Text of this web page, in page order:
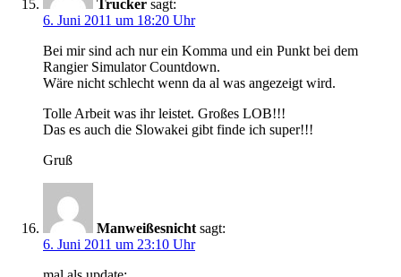
Trucker sagt:
6. Juni 2011 um 18:20 Uhr
Bei mir sind ach nur ein Komma und ein Punkt bei dem
Rangier Simulator Countdown.
Wäre nicht schlecht wenn da al was angezeigt wird.
Tolle Arbeit was ihr leistet. Großes LOB!!!
Das es auch die Slowakei gibt finde ich super!!!
Gruß
Manweißesnicht sagt:
6. Juni 2011 um 23:10 Uhr